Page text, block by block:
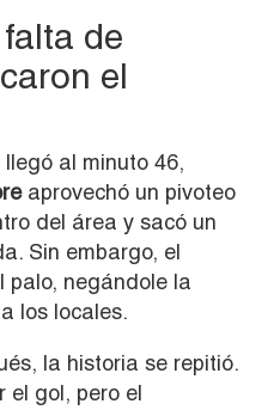
de
el
al minuto 46,
aprovechó un pivoteo
del área y sacó un
Sin embargo, el
palo, negándole la
los locales.
la historia se repitió.
el gol, pero el